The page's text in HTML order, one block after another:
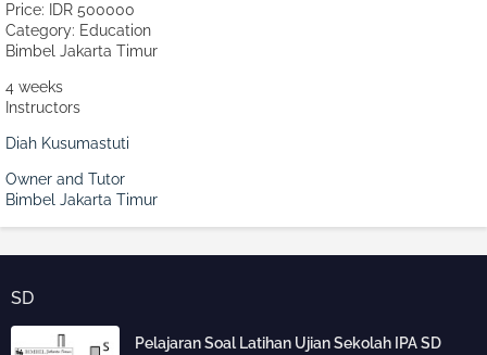
Price: IDR 500000
Category: Education
Bimbel Jakarta Timur
4 weeks
Instructors
Diah Kusumastuti
Owner and Tutor
Bimbel Jakarta Timur
SD
Pelajaran Soal Latihan Ujian Sekolah IPA SD